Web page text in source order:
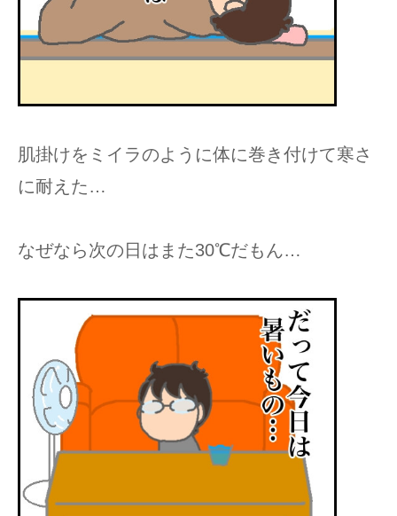
肌掛けをミイラのように体に巻き付けて寒さ
に耐えた…
なぜなら次の日はまた30℃だもん…